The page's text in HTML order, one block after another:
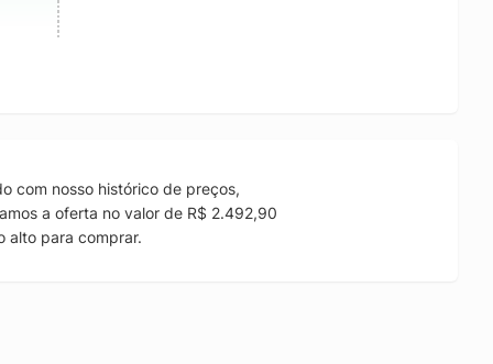
com nosso histórico de preços,
a oferta no valor de R$ 2.492,90
alto para comprar.